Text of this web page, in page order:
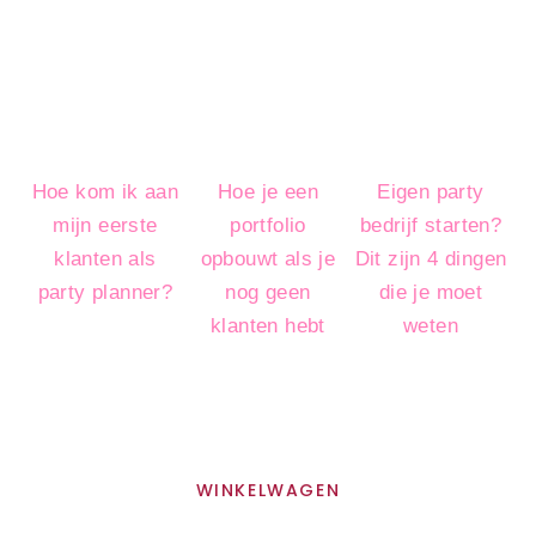
Hoe kom ik aan
mijn eerste
klanten als
party planner?
Hoe je een
portfolio
opbouwt als je
nog geen
klanten hebt
Eigen party
bedrijf starten?
Dit zijn 4 dingen
die je moet
weten
WINKELWAGEN